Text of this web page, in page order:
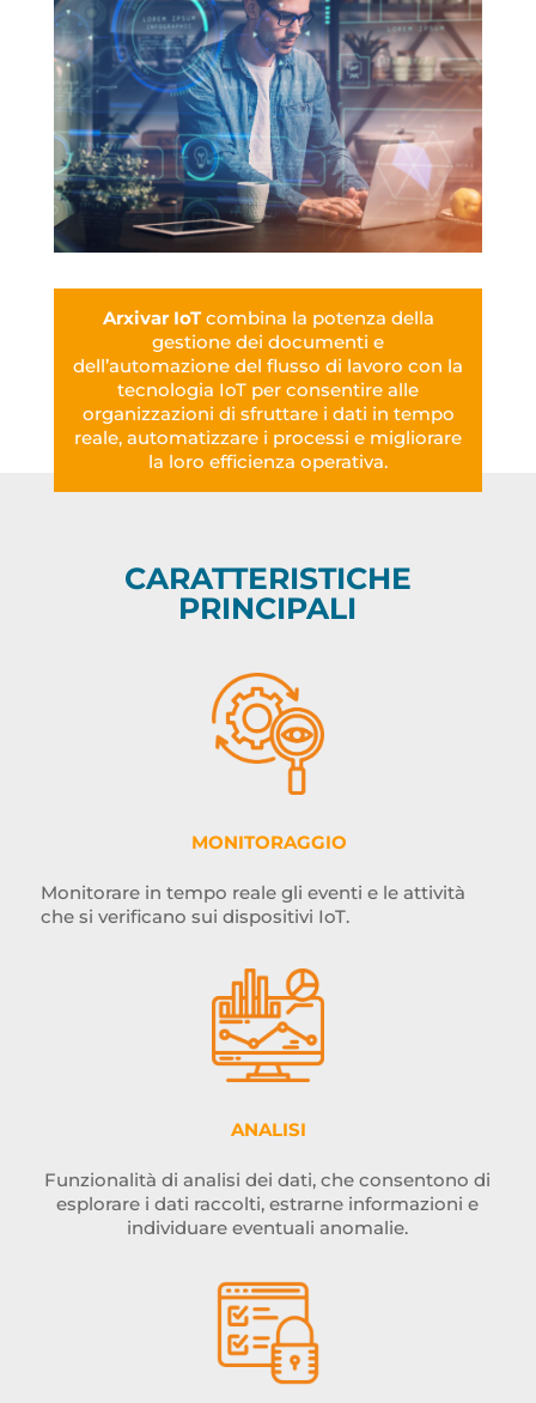
Arxivar IoTcombina la potenza della
gestione dei documenti e
dell’automazione del flusso di lavoro con la
tecnologia IoT per consentire alle
organizzazioni di sfruttare i dati in tempo
reale, automatizzare i processi e migliorare
la loro efficienza operativa.
CARATTERISTICHE
PRINCIPALI
MONITORAGGIO
Monitorare in tempo reale gli eventi e le attività
che si verificano sui dispositivi IoT.
ANALISI
Funzionalità di analisi dei dati, che consentono di
esplorare i dati raccolti, estrarne informazioni e
individuare eventuali anomalie.